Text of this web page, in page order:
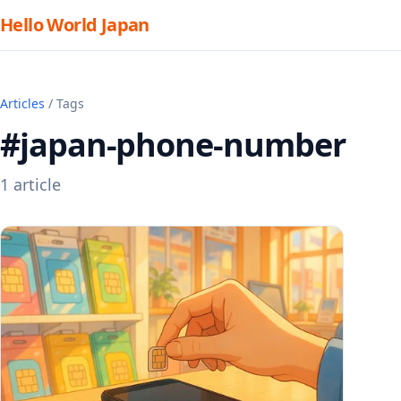
Hello World Japan
Articles / Tags
#japan-phone-number
1 article